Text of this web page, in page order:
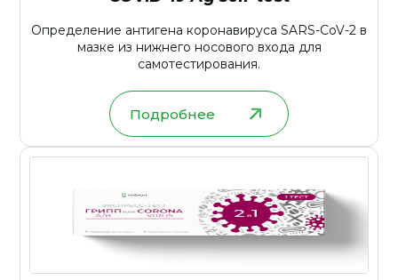
Определение антигена коронавируса SARS-CoV-2 в
мазке из нижнего носового входа для
самотестирования.
Подробнее